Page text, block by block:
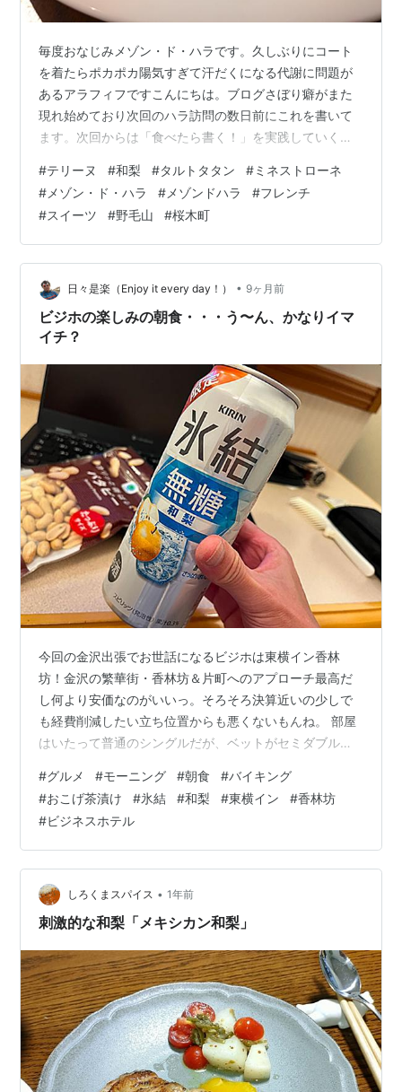
毎度おなじみメゾン・ド・ハラです。久しぶりにコート
を着たらポカポカ陽気すぎて汗だくになる代謝に問題が
あるアラフィフですこんにちは。ブログさぼり癖がまた
現れ始めており次回のハラ訪問の数日前にこれを書いて
ます。次回からは「食べたら書く！」を実践していく
ューだし食べておこうと注文しましたが食べ始めてから
気付きました。前回も食べていたことを。アラエイティ
ーの母がだいぶボケ始めてきた今日このごろ、私のほう
が早いかもしれません。恐ろしい恐ろしい。というわけ
で何度食べても美味いし温野菜はサラダよりも大量に野
菜を食べられるのでありがたいですね。外食でもりも
り…
#テリーヌ #和梨 #タルトタタン #ミネストローネ
# メゾン・ド・ハラ # メゾンドハラ #フレンチ
#スイーツ #野毛山 #桜木町
日々是楽（Enjoy it every day！） • 9ヶ月前
ビジホの楽しみの朝食・・・う〜ん、かなりイマ
イチ？
今回の金沢出張でお世話になるビジホは東横イン香林
坊！金沢の繁華街・香林坊＆片町へのアプローチ最高だ
し何より安価なのがいいっ。そろそろ決算近いの少しで
も経費削減したい立ち位置からも悪くないもんね。 部屋
はいたって普通のシングルだが、ベットがセミダブルサ
ものだ。但し金沢の人気ビジホはどこも大浴場があると
ころ多いのでそれが低価格の理由なのかも？やっぱり1日
の疲れを大浴場で取るって理想だもんね。 さて、金澤お
でん＆蟹面を堪能したあとは、面倒だが少し残業といこ
う。相棒は限定の「氷結 無糖 和梨」とバタピーだ！洋梨
って聞くけど和梨ってなに？よくわからんがな…
#グルメ #モーニング #朝食 #バイキング
#おこげ茶漬け #氷結 #和梨 #東横イン #香林坊
#ビジネスホテル
しろくまスパイス • 1年前
刺激的な和梨「メキシカン和梨」